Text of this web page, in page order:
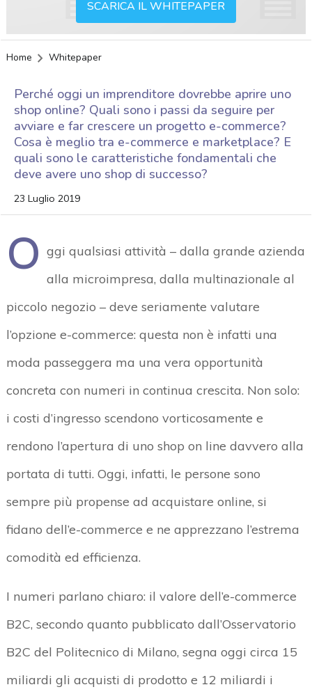
SCARICA IL WHITEPAPER
Home Whitepaper
Perché oggi un imprenditore dovrebbe aprire uno
shop online? Quali sono i passi da seguire per
avviare e far crescere un progetto e-commerce?
Cosa è meglio tra e-commerce e marketplace? E
quali sono le caratteristiche fondamentali che
deve avere uno shop di successo?
23 Luglio 2019
O ggi qualsiasi attività – dalla grande azienda
alla microimpresa, dalla multinazionale al
piccolo negozio – deve seriamente valutare
l’opzione e-commerce: questa non è infatti una
moda passeggera ma una vera opportunità
concreta con numeri in continua crescita. Non solo:
i costi d’ingresso scendono vorticosamente e
rendono l’apertura di uno shop on line davvero alla
portata di tutti. Oggi, infatti, le persone sono
sempre più propense ad acquistare online, si
fidano dell’e-commerce e ne apprezzano l’estrema
comodità ed efficienza.
I numeri parlano chiaro: il valore dell’e-commerce
B2C, secondo quanto pubblicato dall’Osservatorio
B2C del Politecnico di Milano, segna oggi circa 15
miliardi gli acquisti di prodotto e 12 miliardi i